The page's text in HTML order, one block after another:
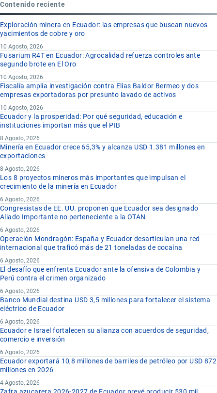
Contenido reciente
Exploración minera en Ecuador: las empresas que buscan nuevos
yacimientos de cobre y oro
10 Agosto, 2026
Fusarium R4T en Ecuador: Agrocalidad refuerza controles ante
segundo brote en El Oro
10 Agosto, 2026
Fiscalía amplía investigación contra Elías Baldor Bermeo y dos
empresas exportadoras por presunto lavado de activos
10 Agosto, 2026
Ecuador y la prosperidad: Por qué seguridad, educación e
instituciones importan más que el PIB
8 Agosto, 2026
Minería en Ecuador crece 65,3% y alcanza USD 1.381 millones en
exportaciones
8 Agosto, 2026
Los 8 proyectos mineros más importantes que impulsan el
crecimiento de la minería en Ecuador
6 Agosto, 2026
Congresistas de EE. UU. proponen que Ecuador sea designado
Aliado Importante no perteneciente a la OTAN
6 Agosto, 2026
Operación Mondragón: España y Ecuador desarticulan una red
internacional que traficó más de 21 toneladas de cocaína
6 Agosto, 2026
El desafío que enfrenta Ecuador ante la ofensiva de Colombia y
Perú contra el crimen organizado
6 Agosto, 2026
Banco Mundial destina USD 3,5 millones para fortalecer el sistema
eléctrico de Ecuador
6 Agosto, 2026
Ecuador e Israel fortalecen su alianza con acuerdos de seguridad,
comercio e inversión
6 Agosto, 2026
Ecuador exportará 10,8 millones de barriles de petróleo por USD 872
millones en 2026
4 Agosto, 2026